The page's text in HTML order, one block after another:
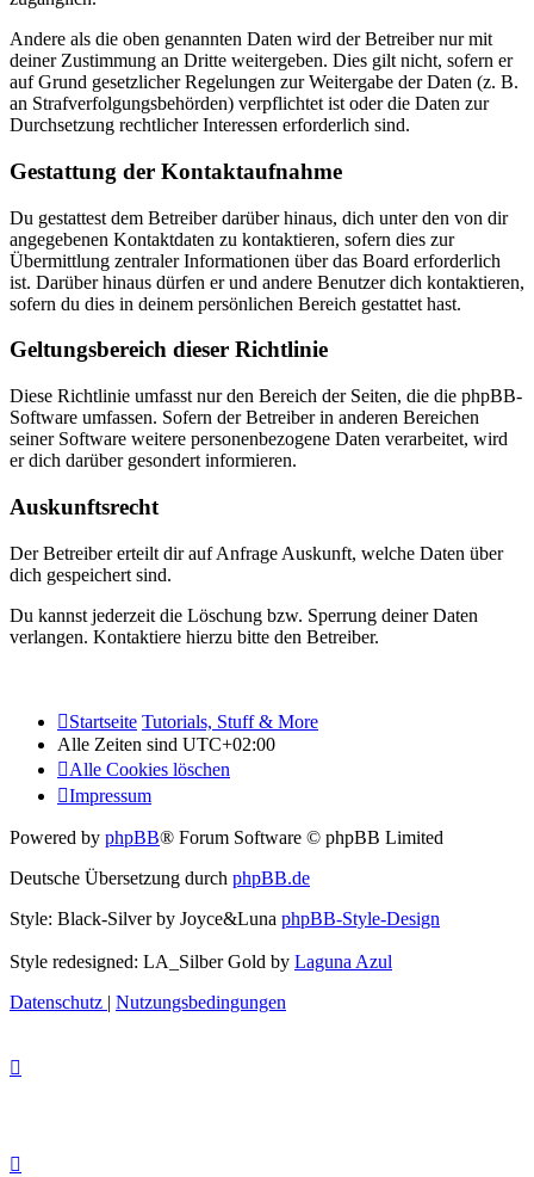
Andere als die oben genannten Daten wird der Betreiber nur mit
deiner Zustimmung an Dritte weitergeben. Dies gilt nicht, sofern er
auf Grund gesetzlicher Regelungen zur Weitergabe der Daten (z. B.
an Strafverfolgungsbehörden) verpflichtet ist oder die Daten zur
Durchsetzung rechtlicher Interessen erforderlich sind.
Gestattung der Kontaktaufnahme
Du gestattest dem Betreiber darüber hinaus, dich unter den von dir
angegebenen Kontaktdaten zu kontaktieren, sofern dies zur
Übermittlung zentraler Informationen über das Board erforderlich
ist. Darüber hinaus dürfen er und andere Benutzer dich kontaktieren,
sofern du dies in deinem persönlichen Bereich gestattet hast.
Geltungsbereich dieser Richtlinie
Diese Richtlinie umfasst nur den Bereich der Seiten, die die phpBB-
Software umfassen. Sofern der Betreiber in anderen Bereichen
seiner Software weitere personenbezogene Daten verarbeitet, wird
er dich darüber gesondert informieren.
Auskunftsrecht
Der Betreiber erteilt dir auf Anfrage Auskunft, welche Daten über
dich gespeichert sind.
Du kannst jederzeit die Löschung bzw. Sperrung deiner Daten
verlangen. Kontaktiere hierzu bitte den Betreiber.
Startseite Tutorials, Stuff & More
Alle Zeiten sind UTC+02:00
Alle Cookies löschen
Impressum
Powered by phpBB® Forum Software © phpBB Limited
Deutsche Übersetzung durch phpBB.de
Style: Black-Silver by Joyce&Luna phpBB-Style-Design
Style redesigned: LA_Silber Gold by Laguna Azul
Datenschutz | Nutzungsbedingungen